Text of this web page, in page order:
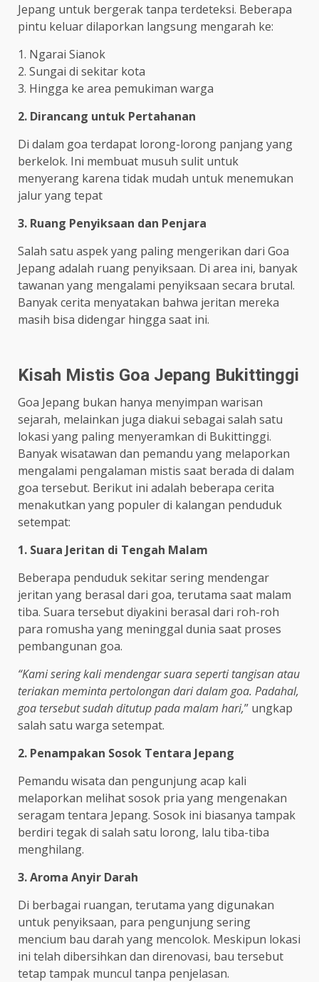
Jepang untuk bergerak tanpa terdeteksi. Beberapa
pintu keluar dilaporkan langsung mengarah ke:
1. Ngarai Sianok
2. Sungai di sekitar kota
3. Hingga ke area pemukiman warga
2. Dirancang untuk Pertahanan
Di dalam goa terdapat lorong-lorong panjang yang
berkelok. Ini membuat musuh sulit untuk
menyerang karena tidak mudah untuk menemukan
jalur yang tepat
3. Ruang Penyiksaan dan Penjara
Salah satu aspek yang paling mengerikan dari Goa
Jepang adalah ruang penyiksaan. Di area ini, banyak
tawanan yang mengalami penyiksaan secara brutal.
Banyak cerita menyatakan bahwa jeritan mereka
masih bisa didengar hingga saat ini.
Kisah Mistis Goa Jepang Bukittinggi
Goa Jepang bukan hanya menyimpan warisan
sejarah, melainkan juga diakui sebagai salah satu
lokasi yang paling menyeramkan di Bukittinggi.
Banyak wisatawan dan pemandu yang melaporkan
mengalami pengalaman mistis saat berada di dalam
goa tersebut. Berikut ini adalah beberapa cerita
menakutkan yang populer di kalangan penduduk
setempat:
1. Suara Jeritan di Tengah Malam
Beberapa penduduk sekitar sering mendengar
jeritan yang berasal dari goa, terutama saat malam
tiba. Suara tersebut diyakini berasal dari roh-roh
para romusha yang meninggal dunia saat proses
pembangunan goa.
“Kami sering kali mendengar suara seperti tangisan atau
teriakan meminta pertolongan dari dalam goa. Padahal,
goa tersebut sudah ditutup pada malam hari,” ungkap
salah satu warga setempat.
2. Penampakan Sosok Tentara Jepang
Pemandu wisata dan pengunjung acap kali
melaporkan melihat sosok pria yang mengenakan
seragam tentara Jepang. Sosok ini biasanya tampak
berdiri tegak di salah satu lorong, lalu tiba-tiba
menghilang.
3. Aroma Anyir Darah
Di berbagai ruangan, terutama yang digunakan
untuk penyiksaan, para pengunjung sering
mencium bau darah yang mencolok. Meskipun lokasi
ini telah dibersihkan dan direnovasi, bau tersebut
tetap tampak muncul tanpa penjelasan.